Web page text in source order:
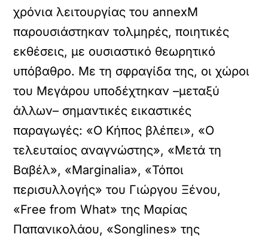
χρόνια λειτουργίας του annexM
παρουσιάστηκαν τολμηρές, ποιητικές
εκθέσεις, με ουσιαστικό θεωρητικό
υπόβαθρο. Με τη σφραγίδα της, οι χώροι
του Μεγάρου υποδέχτηκαν –μεταξύ
άλλων– σημαντικές εικαστικές
παραγωγές: «Ο Κήπος βλέπει», «Ο
τελευταίος αναγνώστης», «Μετά τη
Βαβέλ», «Marginalia», «Τόποι
περισυλλογής» του Γιώργου Ξένου,
«Free from What» της Μαρίας
Παπανικολάου, «Songlines» της